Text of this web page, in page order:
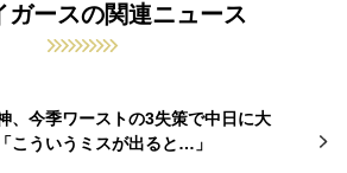
ガースの関連ニュース
、今季ワーストの3失策で中日に大
ういうミスが出ると…」